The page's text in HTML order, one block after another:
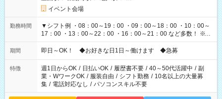
イベント会場
勤務時間
▼シフト例 ・08：00～19：00 ・09：00～18：00 ・10：00～
17：00 ・13：00～22：00 ・16：00～21：00 など多数！ ※お
仕事により勤務時間が異なります
期間 即日～OK！ ◆お好きな日1日～働けます ◆急募
特徴 週1日からOK / 日払いOK / 履歴書不要 / 40～50代活躍中 / 副
業・WワークOK / 服装自由 / シフト勤務 / 10名以上の大量募
集 / 電話対応なし / パソコンスキル不要